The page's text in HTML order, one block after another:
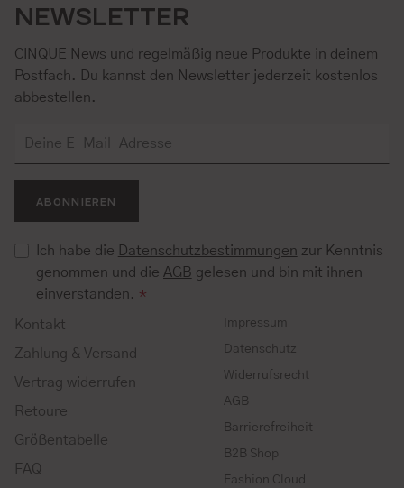
NEWSLETTER
CINQUE News und regelmäßig neue Produkte in deinem
Postfach. Du kannst den Newsletter jederzeit kostenlos
abbestellen.
ABONNIEREN
Ich habe die Datenschutzbestimmungen zur Kenntnis
genommen und die AGB gelesen und bin mit ihnen
einverstanden. *
Kontakt
Zahlung & Versand
Vertrag widerrufen
Retoure
Größentabelle
FAQ
Impressum
Datenschutz
Widerrufsrecht
AGB
Barrierefreiheit
B2B Shop
Fashion Cloud